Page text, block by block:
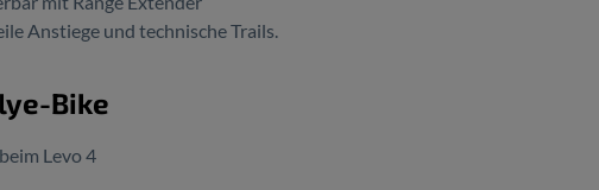
Anstiege und technische Trails.
Bike
Levo 4